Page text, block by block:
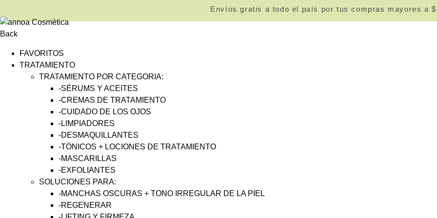
Envíos gratis a todo el país por tus compras mayores a
Back
FAVORITOS
TRATAMIENTO
TRATAMIENTO POR CATEGORIA:
-SÉRUMS Y ACEITES
-CREMAS DE TRATAMIENTO
-CUIDADO DE LOS OJOS
-LIMPIADORES
-DESMAQUILLANTES
-TÓNICOS + LOCIONES DE TRATAMIENTO
-MASCARILLAS
-EXFOLIANTES
SOLUCIONES PARA:
-MANCHAS OSCURAS + TONO IRREGULAR DE LA PIEL
-REGENERAR